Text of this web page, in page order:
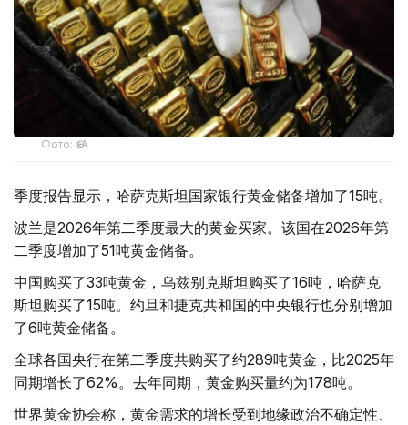
Фото: ӨзА
季度报告显示，哈萨克斯坦国家银行黄金储备增加了15吨。
波兰是2026年第二季度最大的黄金买家。该国在2026年第
二季度增加了51吨黄金储备。
中国购买了33吨黄金，乌兹别克斯坦购买了16吨，哈萨克
斯坦购买了15吨。约旦和捷克共和国的中央银行也分别增加
了6吨黄金储备。
全球各国央行在第二季度共购买了约289吨黄金，比2025年
同期增长了62%。去年同期，黄金购买量约为178吨。
世界黄金协会称，黄金需求的增长受到地缘政治不确定性、